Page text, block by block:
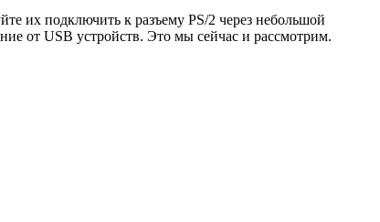
их подключить к разъему PS/2 через небольшой
от USB устройств. Это мы сейчас и рассмотрим.